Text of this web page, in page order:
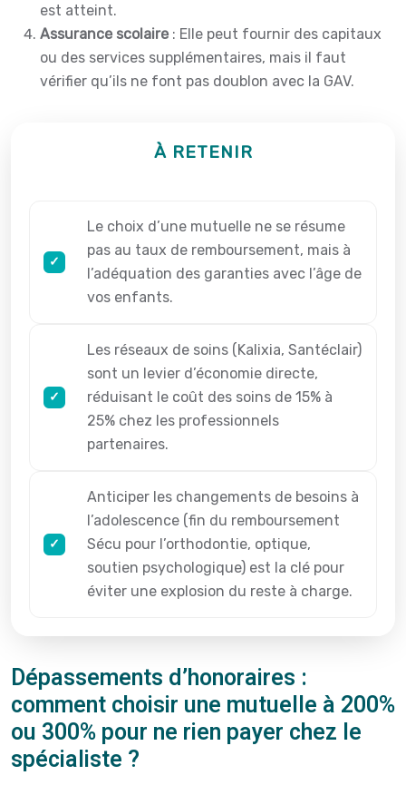
est atteint.
Assurance scolaire : Elle peut fournir des capitaux
ou des services supplémentaires, mais il faut
vérifier qu’ils ne font pas doublon avec la GAV.
À RETENIR
Le choix d’une mutuelle ne se résume
pas au taux de remboursement, mais à
l’adéquation des garanties avec l’âge de
vos enfants.
Les réseaux de soins (Kalixia, Santéclair)
sont un levier d’économie directe,
réduisant le coût des soins de 15% à
25% chez les professionnels
partenaires.
Anticiper les changements de besoins à
l’adolescence (fin du remboursement
Sécu pour l’orthodontie, optique,
soutien psychologique) est la clé pour
éviter une explosion du reste à charge.
Dépassements d’honoraires :
comment choisir une mutuelle à 200%
ou 300% pour ne rien payer chez le
spécialiste ?